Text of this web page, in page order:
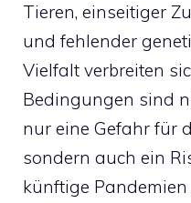
Tieren, einseitiger
und fehlender
Vielfalt verbreiten
Bedingungen sind
nur eine Gefahr für
sondern auch ein
künftige Pandemien